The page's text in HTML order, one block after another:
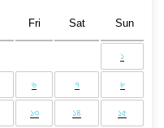
Fri Sat Sun
১
৬ ৭ ৮
১৩ ১৪ ১৫